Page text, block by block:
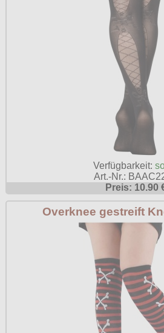
Verfügbarkeit:
Art.-Nr.:
Preis: 10.90
Overknee gestreift